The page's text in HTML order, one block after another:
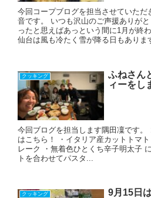
今回コープブログを担当させていただ
音です。 いつも沢山のご声援ありが
ったと思えばあっという間に1月が終
仙台は風も冷たく雪が降る日もありま
クッキング
ふねさん
ィーをし
今回ブログを担当します隅田凜です。
はこちら！ ・イタリア産カットトマ
レーク ・無着色ひとくち辛子明太子
トを合わせてパスタ...
クッキング 9月15日